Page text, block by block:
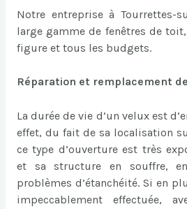
Notre entreprise à Tourrettes-
large gamme de fenêtres de
figure et tous les budgets.
Réparation et remplacement
La durée de vie d’un velux est
effet, du fait de sa localisation
ce type d’ouverture est très
et sa structure en souffre,
problèmes d’étanchéité. Si en
impeccablement effectuée,